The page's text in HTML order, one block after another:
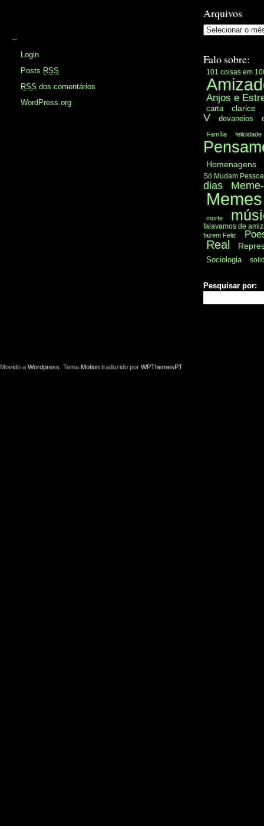
–
Login
Posts RSS
RSS dos comentários
WordPress.org
Arquivos
Falo sobre:
101 coisas em
Anjos e
carta clarice
V devaneios
Família felicidade
Homenagens
Só Mudam
dias
Memes
morte
falavamos de
fazem Feliz
Real
Sociologia
Pesquisar por:
Movido a Wordpress . Tema Motion traduzido por WPThemesPT.